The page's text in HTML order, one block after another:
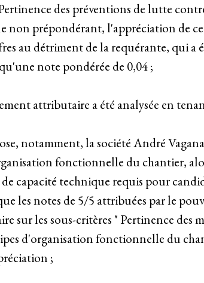
des préventions de lutte
non prépondérant, l'appréciation de
au détriment de la requérante, qui a
note pondérée de 0,04 ;
attributaire a été analysée en
notamment, la société André
fonctionnelle du chantier,
de capacité technique requis pour
les notes de 5/5 attribuées par le
sur les sous-critères " Pertinence des
d'organisation fonctionnelle du
;